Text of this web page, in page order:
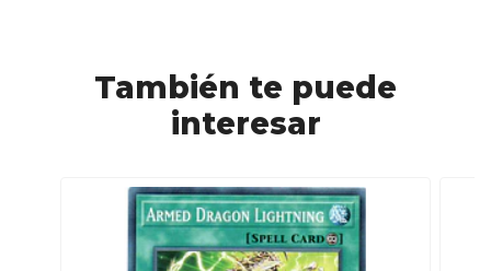
También te puede
interesar